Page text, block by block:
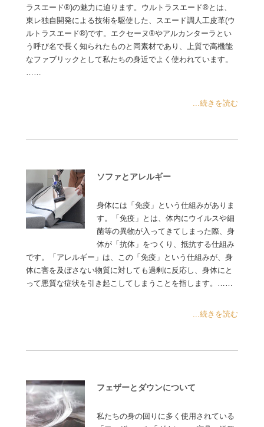
ラスエード®)の魅力に迫ります。ウルトラスエード®とは、
東レ独自開発による技術を駆使した、スエード調人工皮革(ウ
ルトラスエード®)です。エクセーヌ®やアルカンターラとい
う呼び名で長く知られたものと同素材であり、上質で高機能
なファブリックとして私たちの身近でよく使われています。
……
...続きを読む
ソファとアレルギー
身体には「免疫」という仕組みがありま
す。「免疫」とは、体内にウイルスや細
菌等の異物が入ってきてしまった際、身
体が「抗体」をつくり、抵抗する仕組み
です。「アレルギー」は、この「免疫」という仕組みが、身
体に害を及ぼさない物質に対しても過剰に反応し、身体にと
って悪質な症状を引き起こしてしまうことを指します。……
...続きを読む
フェザーとダウンについて
私たちの身の回りに多く使用されている